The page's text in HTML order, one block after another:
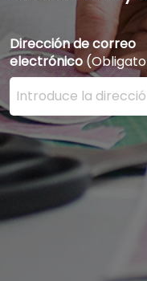
Dirección de correo
electrónico
Ingrese su dirección